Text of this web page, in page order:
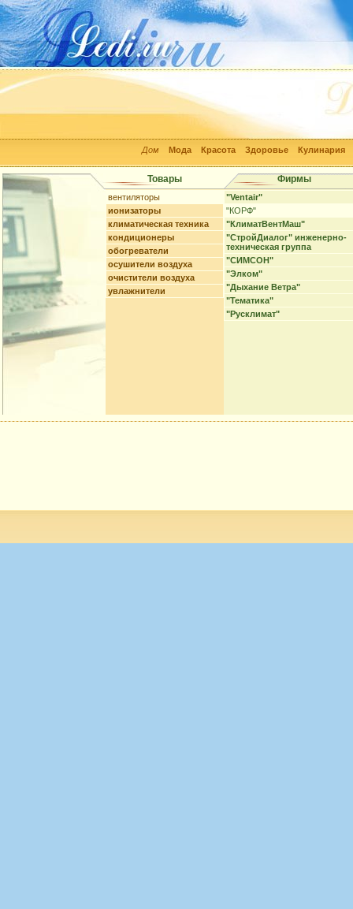
Дом Мода Красота Здоровье Кулинария
Товары Фирмы
вентиляторы
ионизаторы
климатическая техника
кондиционеры
обогреватели
осушители воздуха
очистители воздуха
увлажнители
"Ventair"
"КОРФ"
"КлиматВентМаш"
"СтройДиалог" инженерно-
техническая группа
"СИМСОН"
"Элком"
"Дыхание Ветра"
"Тематика"
"Русклимат"